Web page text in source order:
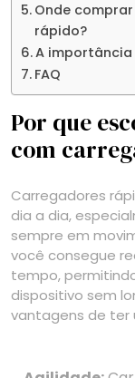
Onde
rápido?
A
FAQ
Por que
com
Carregadores
dia a dia,
sempre em
você consegue
tempo,
dispositivo sem
vantagens de ter